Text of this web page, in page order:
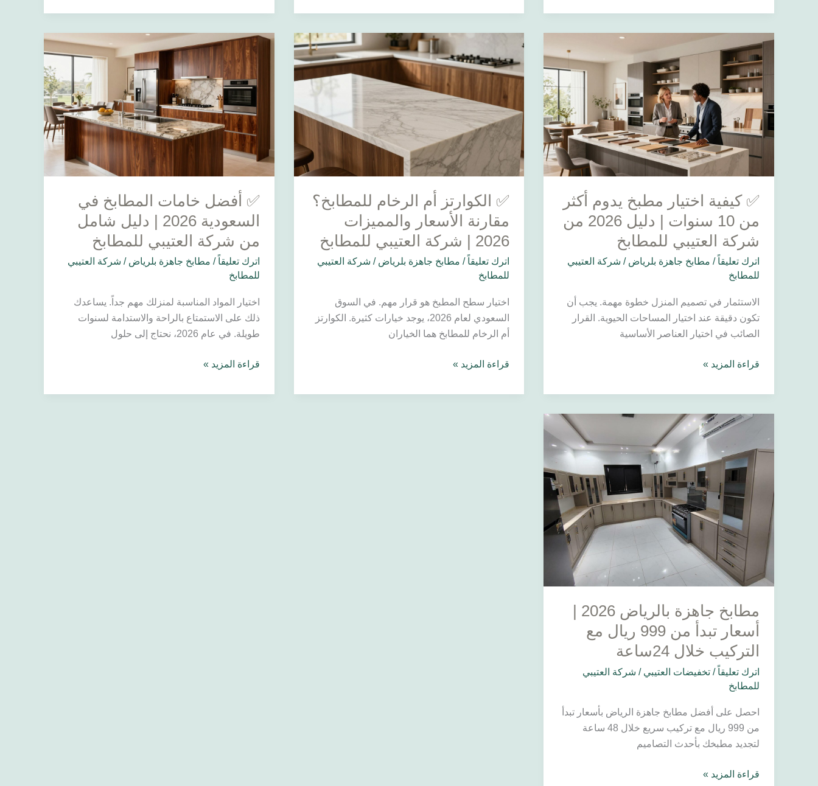
✅ كيفية اختيار مطبخ يدوم أكثر
من 10 سنوات | دليل 2026 من
شركة العتيبي للمطابخ
اترك تعليقاً / مطابخ جاهزة بلرياض / شركة العتيبي
للمطابخ
الاستثمار في تصميم المنزل خطوة مهمة. يجب أن
تكون دقيقة عند اختيار المساحات الحيوية. القرار
الصائب في اختيار العناصر الأساسية
كيفية
اختيار
مطبخ
يدوم
أكثر
من
دليل
من
شركة
العتيبي
للمطابخ
قراءة المزيد »
✅ الكوارتز أم الرخام للمطابخ؟
مقارنة الأسعار والمميزات
2026 | شركة العتيبي للمطابخ
اترك تعليقاً / مطابخ جاهزة بلرياض / شركة العتيبي
للمطابخ
اختيار سطح المطبخ هو قرار مهم. في السوق
السعودي لعام 2026، يوجد خيارات كثيرة. الكوارتز
أم الرخام للمطابخ هما الخياران
الكوارتز
أم
للمطابخ؟
مقارنة
الأسعار
والمميزات
2026
شركة
العتيبي
للمطابخ
قراءة المزيد »
✅ أفضل خامات المطابخ في
السعودية 2026 | دليل شامل
من شركة العتيبي للمطابخ
اترك تعليقاً / مطابخ جاهزة بلرياض / شركة العتيبي
للمطابخ
اختيار المواد المناسبة لمنزلك مهم جداً. يساعدك
ذلك على الاستمتاع بالراحة والاستدامة لسنوات
طويلة. في عام 2026، نحتاج إلى حلول
✅
أفضل
خامات
المطابخ
في
السعودية
2026
دليل
من
شركة
العتيبي
للمطابخ
قراءة المزيد »
مطابخ جاهزة بالرياض 2026 |
أسعار تبدأ من 999 ريال مع
التركيب خلال 24ساعة
اترك تعليقاً / تخفيضات العتيبي / شركة العتيبي
للمطابخ
احصل على أفضل مطابخ جاهزة الرياض بأسعار تبدأ
من 999 ريال مع تركيب سريع خلال 48 ساعة
لتجديد مطبخك بأحدث التصاميم
مطابخ
بالرياض
2026
أسعار
تبدأ
من
999
ريال
مع
خلال
24ساعة
قراءة المزيد »